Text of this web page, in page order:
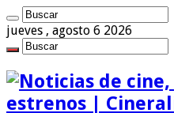
jueves , agosto 6 2026